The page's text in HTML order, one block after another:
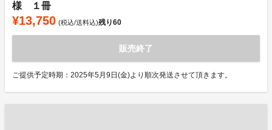
様 １冊
¥13,750 (税込/送料込)残り60
販売終了
ご提供予定時期：2025年5月9日(金)より順次発送させて頂きます。